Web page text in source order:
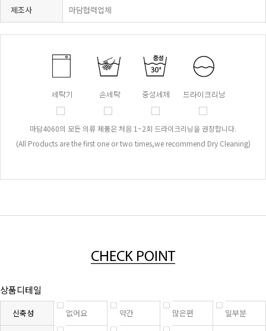
제조사 마담협력업체
마담4060의 모든 의류 제품은 처음 1~2회 드라이크리닝을 권장합니다.
(All Products are the first one or two times,we recommend Dry Cleaning)
상품디테일
신축성 없어요 약간 많은편 일부분